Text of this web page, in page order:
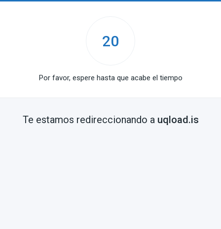
20
Por favor, espere hasta que acabe el tiempo
Te estamos redireccionando a uqload.is